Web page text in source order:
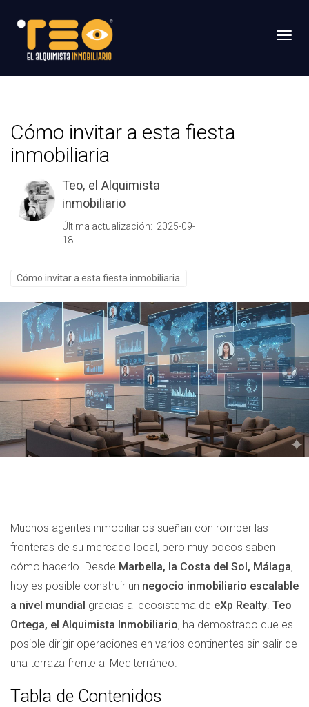
Cómo invitar a esta fiesta
inmobiliaria
Teo, el Alquimista
inmobiliario
Última actualización: 2025-09-
18
Cómo invitar a esta fiesta inmobiliaria
Muchos agentes inmobiliarios sueñan con romper las
fronteras de su mercado local, pero muy pocos saben
cómo hacerlo. Desde Marbella, la Costa del Sol, Málaga,
hoy es posible construir un negocio inmobiliario escalable
a nivel mundial gracias al ecosistema de eXp Realty. Teo
Ortega, el Alquimista Inmobiliario, ha demostrado que es
posible dirigir operaciones en varios continentes sin salir de
una terraza frente al Mediterráneo.
Tabla de Contenidos